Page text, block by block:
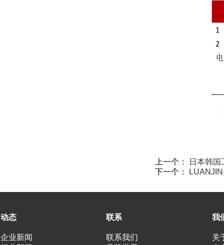
上一个：
日本韩
下一个：
动态 联系 我
企业新闻
联系我们
关